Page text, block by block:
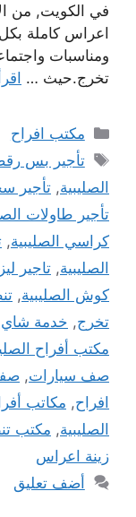
في الكويت, من
اعراس كاملة
ومناسبات
تخرج.حيث …
التصنيفات
مكتب افراح
الوسوم
تأجير بس
الصليبية, تأجير
تأجير طاولات
كراسي الصليبية,
الصليبية, تاجير
كوش الصليبية,
تخرج, خدمة شاي
مكتب أفراح
صف سيارات,
افراح, مكاتب
الصليبية, مكتب
زينة اعراس
أضف تعليق